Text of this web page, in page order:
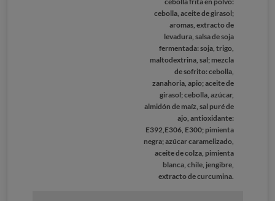
cebolla, aceite de girasol;
aromas, extracto de
levadura, salsa de soja
fermentada: soja, trigo,
maltodextrina, sal; mezcla
de sofrito: cebolla,
zanahoria, apio; aceite de
girasol; cebolla, azúcar,
almidón de maíz, sal puré de
ajo, antioxidante:
E392,E306, E300; pimienta
negra; azúcar caramelizado,
aceite de colza, pimienta
blanca, chile, jengibre,
extracto de curcumina.